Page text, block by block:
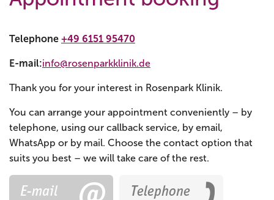
Telephone +49 6151 95470
E-mail:info@rosenparkklinik.de
Thank you for your interest in Rosenpark Klinik.
You can arrange your appointment conveniently – by
telephone, using our callback service, by email,
WhatsApp or by mail. Choose the contact option that
suits you best – we will take care of the rest.